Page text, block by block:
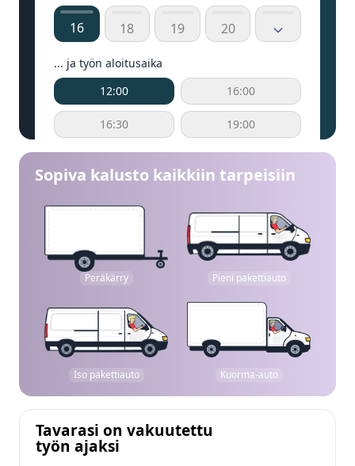
16 18 19 20
... ja työn aloitusaika
12:00
16:00
16:30 19:00
Sopiva kalusto kaikkiin tarpeisiin
Peräkärry Pieni pakettiauto
Iso pakettiauto Kuorma-auto
Tavarasi on vakuutettu
työn ajaksi